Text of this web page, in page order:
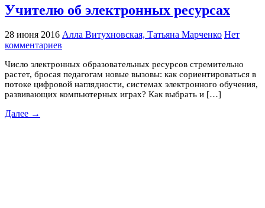
Учителю об электронных ресурсах
28 июня 2016 Алла Витухновская, Татьяна Марченко Нет
комментариев
Число электронных образовательных ресурсов стремительно
растет, бросая педагогам новые вызовы: как сориентироваться в
потоке цифровой наглядности, системах электронного обучения,
развивающих компьютерных играх? Как выбрать и […]
Далее →